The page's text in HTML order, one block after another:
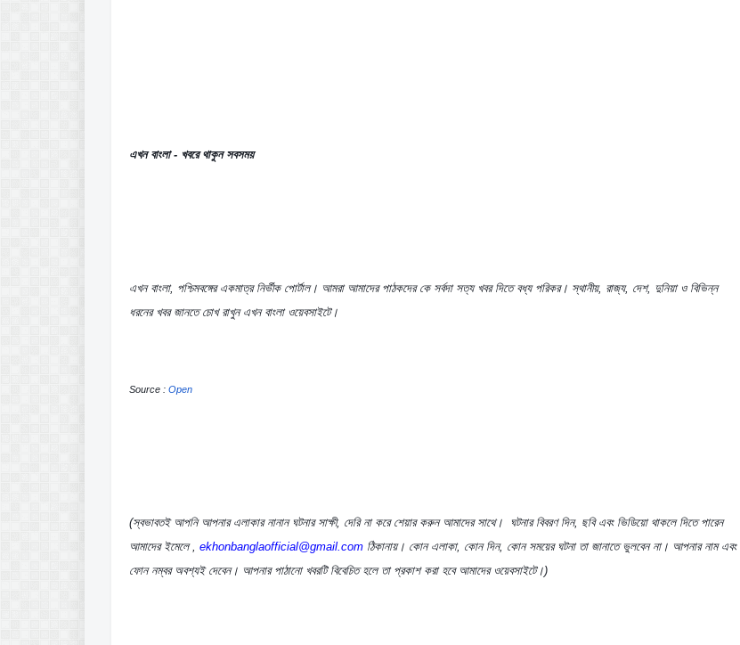
এখন বাংলা - খবরে থাকুন সবসময়
এখন বাংলা, পশ্চিমবঙ্গের একমাত্র নির্ভীক পোর্টাল। আমরা আমাদের পাঠকদের কে সর্বদা সত্য খবর দিতে বধ্য পরিকর। স্থানীয়, রাজ্য, দেশ, দুনিয়া ও বিভিন্ন
ধরনের খবর জানতে চোখ রাখুন এখন বাংলা ওয়েবসাইটে।
Source : Open
(স্বভাবতই আপনি আপনার এলাকার নানান ঘটনার সাক্ষী, দেরি না করে শেয়ার করুন আমাদের সাথে।  ঘটনার বিবরণ দিন, ছবি এবং ভিডিয়ো থাকলে দিতে পারেন
আমাদের ইমেলে , ekhonbanglaofficial@gmail.com ঠিকানায়। কোন এলাকা, কোন দিন, কোন সময়ের ঘটনা তা জানাতে ভুলবেন না। আপনার নাম এবং
ফোন নম্বর অবশ্যই দেবেন। আপনার পাঠানো খবরটি বিবেচিত হলে তা প্রকাশ করা হবে আমাদের ওয়েবসাইটে।)